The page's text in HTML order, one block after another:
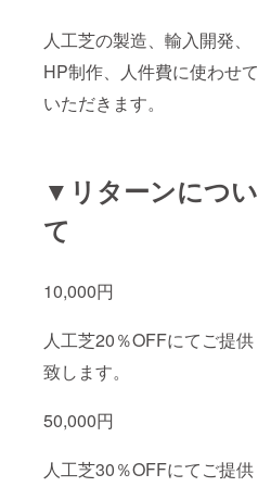
人工芝の製造、輸入開発、
HP制作、人件費に使わせて
いただきます。
▼リターンについ
て
10,000円
人工芝20％OFFにてご提供
致します。
50,000円
人工芝30％OFFにてご提供